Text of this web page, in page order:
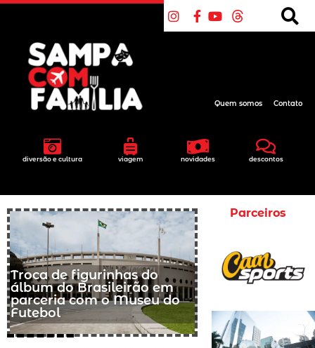
diversão e cultura viagem novidades descontos
Quem somos Contato
Troca de figurinhas do
álbum do Brasileirão em
parceria com o Museu do
Futebol
Parceiros